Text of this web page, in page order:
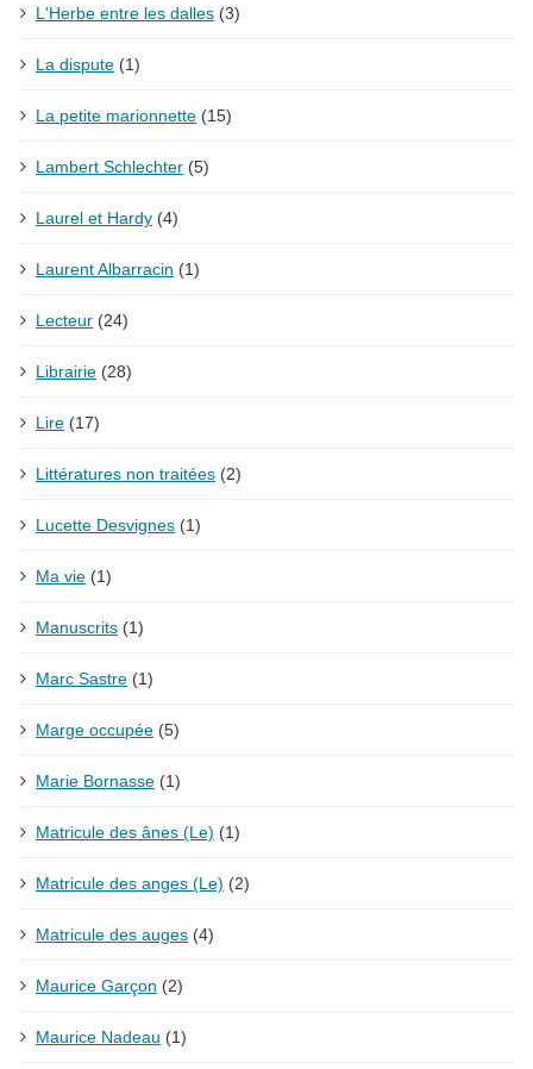
L'Herbe entre les dalles (3)
La dispute (1)
La petite marionnette (15)
Lambert Schlechter (5)
Laurel et Hardy (4)
Laurent Albarracin (1)
Lecteur (24)
Librairie (28)
Lire (17)
Littératures non traitées (2)
Lucette Desvignes (1)
Ma vie (1)
Manuscrits (1)
Marc Sastre (1)
Marge occupée (5)
Marie Bornasse (1)
Matricule des ânes (Le) (1)
Matricule des anges (Le) (2)
Matricule des auges (4)
Maurice Garçon (2)
Maurice Nadeau (1)